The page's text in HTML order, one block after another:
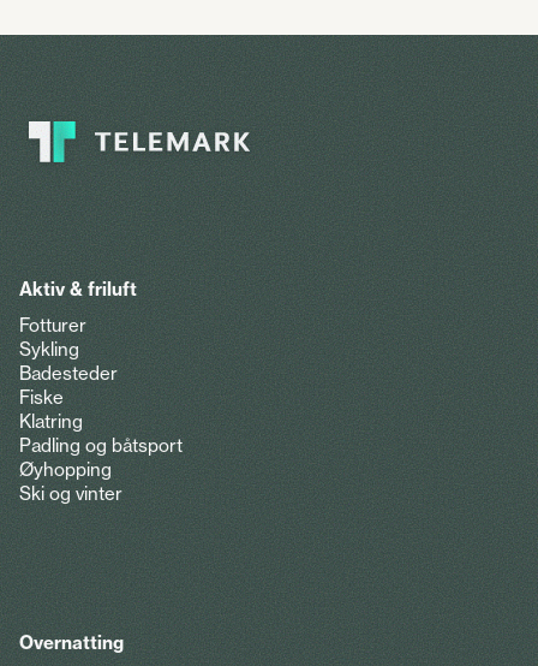
Aktiv & friluft
Fotturer
Sykling
Badesteder
Fiske
Klatring
Padling og båtsport
Øyhopping
Ski og vinter
Overnatting